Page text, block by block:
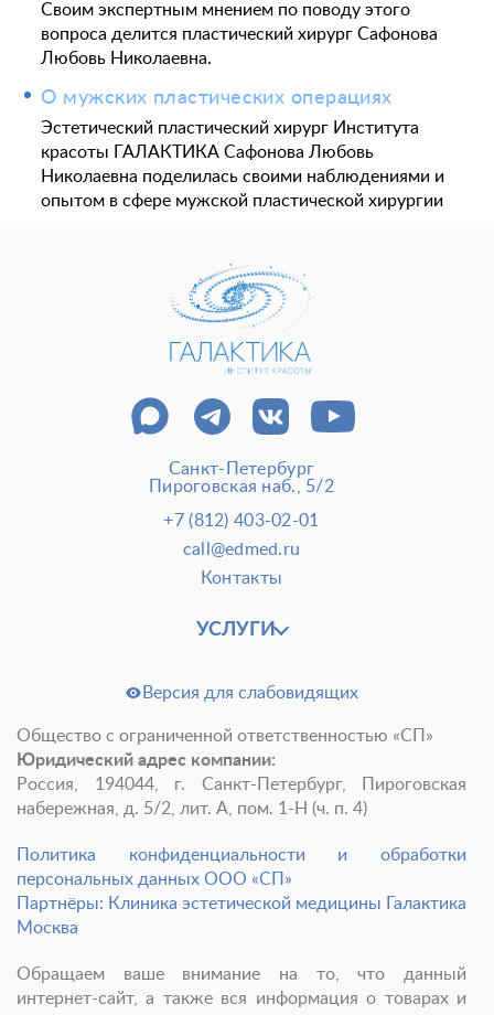
Своим экспертным мнением по поводу этого
вопроса делится пластический хирург Сафонова
Любовь Николаевна.
О мужских пластических операциях
Эстетический пластический хирург Института
красоты ГАЛАКТИКА Сафонова Любовь
Николаевна поделилась своими наблюдениями и
опытом в сфере мужской пластической хирургии
Санкт-Петербург
Пироговская наб., 5/2
+7 (812) 403-02-01
call@edmed.ru
Контакты
УСЛУГИ
Версия для слабовидящих
Общество с ограниченной ответственностью «СП»
Юридический адрес компании:
Россия, 194044, г. Санкт-Петербург, Пироговская
набережная, д. 5/2, лит. А, пом. 1-Н (ч. п. 4)
Политика конфиденциальности и обработки
персональных данных ООО «СП»
Партнёры: Клиника эстетической медицины Галактика
Москва
Обращаем ваше внимание на то, что данный
интернет-сайт, а также вся информация о товарах и